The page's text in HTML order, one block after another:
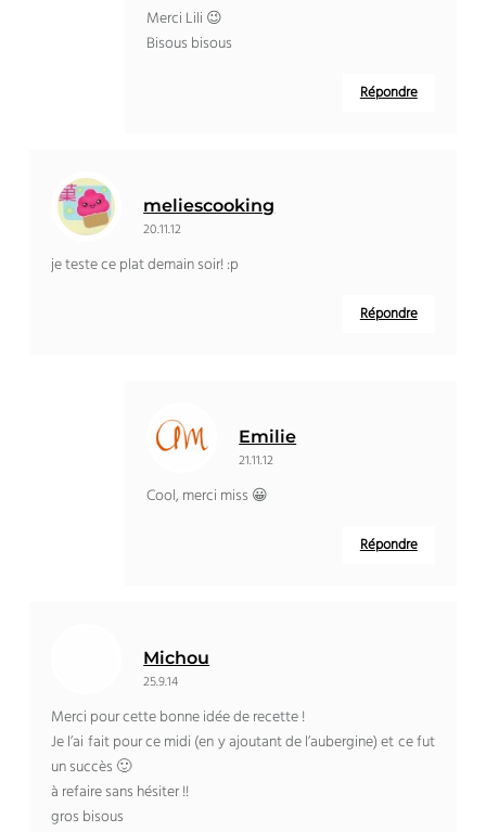
Merci Lili 😉
Bisous bisous
Répondre
meliescooking
20.11.12
je teste ce plat demain soir! :p
Répondre
Emilie
21.11.12
Cool, merci miss 😀
Répondre
Michou
25.9.14
Merci pour cette bonne idée de recette !
Je l’ai fait pour ce midi (en y ajoutant de l’aubergine) et ce fut
un succès 🙂
à refaire sans hésiter !!
gros bisous